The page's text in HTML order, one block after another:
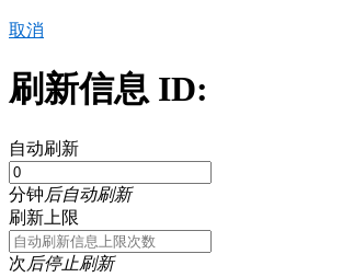
取消
刷新信息 ID:
自动刷新
分钟后自动刷新
刷新上限
次后停止刷新